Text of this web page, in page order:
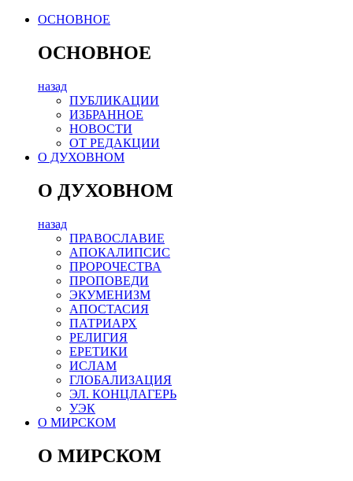
ОСНОВНОЕ
ОСНОВНОЕ
назад
ПУБЛИКАЦИИ
ИЗБРАННОЕ
НОВОСТИ
ОТ РЕДАКЦИИ
О ДУХОВНОМ
О ДУХОВНОМ
назад
ПРАВОСЛАВИЕ
АПОКАЛИПСИС
ПРОРОЧЕСТВА
ПРОПОВЕДИ
ЭКУМЕНИЗМ
АПОСТАСИЯ
ПАТРИАРХ
РЕЛИГИЯ
ЕРЕТИКИ
ИСЛАМ
ГЛОБАЛИЗАЦИЯ
ЭЛ. КОНЦЛАГЕРЬ
УЭК
О МИРСКОМ
О МИРСКОМ